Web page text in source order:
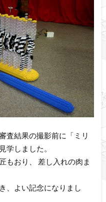
査結果の撮影前に「ミリ
学しました。
もおり、 差し入れの肉ま
、よい記念になりまし